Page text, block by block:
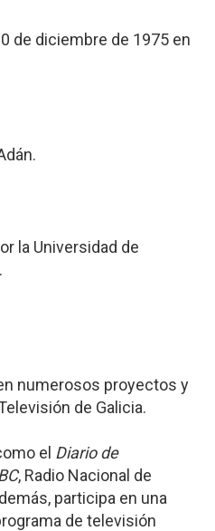
de diciembre de 1975 en
la Universidad de
numerosos proyectos y
de Galicia.
el Diario de
, Radio Nacional de
participa en una
de televisión